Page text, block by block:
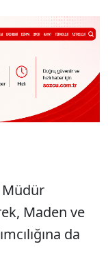
Müdür
Maden ve
da